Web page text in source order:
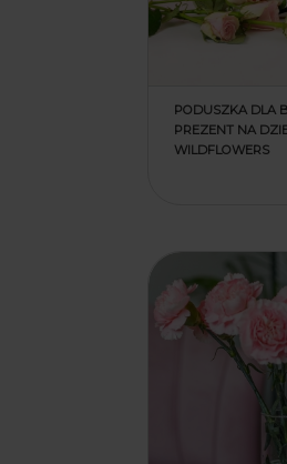
PODUSZKA DLA
PREZENT NA
WILDFLOWERS